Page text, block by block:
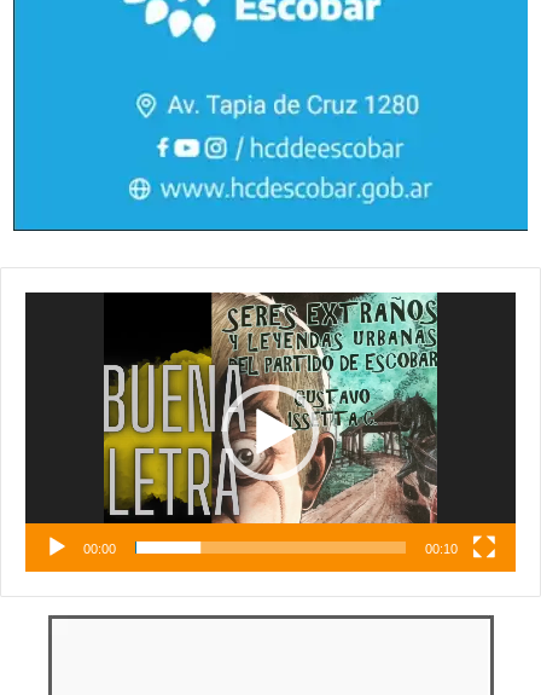
00:00 00:10